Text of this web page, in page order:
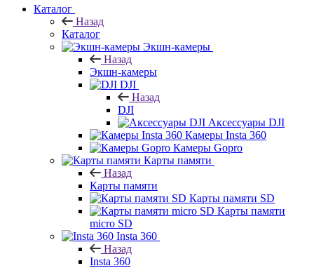
Каталог
Назад
Каталог
Экшн-камеры
Назад
Экшн-камеры
DJI
Назад
DJI
Аксессуары DJI
Камеры Insta 360
Камеры Gopro
Карты памяти
Назад
Карты памяти
Карты памяти SD
Карты памяти
micro SD
Insta 360
Назад
Insta 360